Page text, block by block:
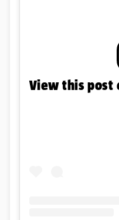
View this post